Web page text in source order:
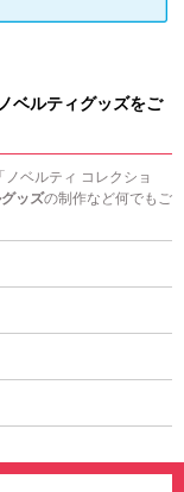
ベルティグッズをご
ノベルティ コレクショ
ッズの制作など何でもご